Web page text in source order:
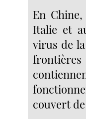
En
Italie et
virus de
couvert